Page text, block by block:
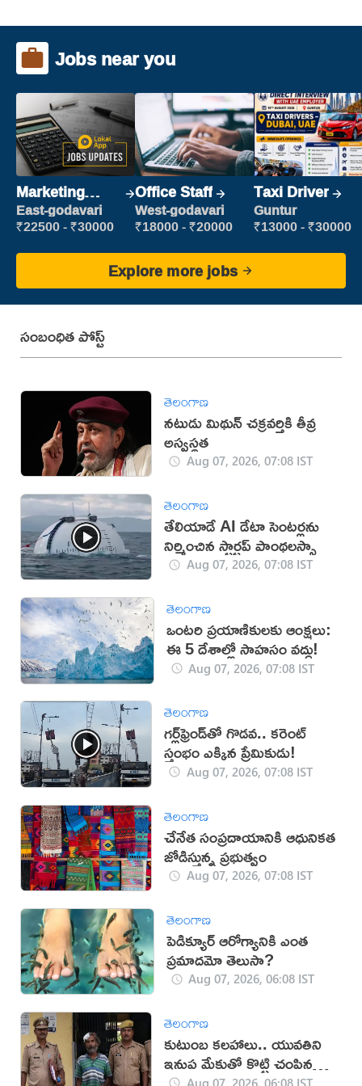
Jobs near you
Marketing
Executive
East-godavari
₹22500 - ₹30000
Office Staff
West-godavari
₹18000 - ₹20000
Taxi Driver
Guntur
₹13000 - ₹30000
Explore more jobs
సంబంధిత పోస్ట్
తెలంగాణ
నటుడు మిథున్ చక్రవర్తికి తీవ్ర
అస్వస్థత
Aug 07, 2026, 07:08 IST
తెలంగాణ
తేలియాడే AI డేటా సెంటర్లను
నిర్మించిన స్టార్టప్ పాంథలస్సా
Aug 07, 2026, 07:08 IST
తెలంగాణ
ఒంటరి ప్రయాణికులకు ఆంక్షలు:
ఈ 5 దేశాల్లో సాహసం వద్దు!
Aug 07, 2026, 07:08 IST
తెలంగాణ
గర్ల్‌ఫ్రెండ్‌తో గొడవ.. కరెంట్
స్తంభం ఎక్కిన ప్రేమికుడు!
Aug 07, 2026, 07:08 IST
తెలంగాణ
చేనేత సంప్రదాయానికి ఆధునికత
జోడిస్తున్న ప్రభుత్వం
Aug 07, 2026, 07:08 IST
తెలంగాణ
పెడిక్యూర్ ఆరోగ్యానికి ఎంత
ప్రమాదమో తెలుసా?
Aug 07, 2026, 06:08 IST
తెలంగాణ
కుటుంబ కలహాలు.. యువతిని
ఇనుప మేకుతో కొట్టి చంపిన
Aug 07, 2026, 06:08 IST